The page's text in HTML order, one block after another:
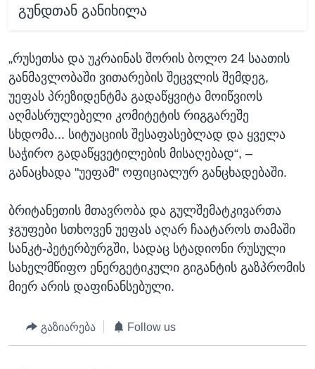
გუნდთან განიხილა
„რუსეთსა და უკრაინას შორის ბოლო 24 საათის
განმავლობაში ვითარების შეცვლის შემდეგ,
უეფას პრეზიდენტმა გადაწყვიტა მოიწვიოს
აღმასრულებელი კომიტეტის რიგგარეშე
სხდომა... სიტუაციის შესაფასებლად და ყველა
საჭირო გადაწყვეტილების მისაღებად“, –
განაცხადა "უეფამ" ოფიციალურ განცხადებაში.
ბრიტანეთის მთავრობა და გულშემატკივართა
ჯგუფები სთხოვენ უეფას აღარ ჩაატაროს თამაში
სანკტ-პეტერბურგში, სადაც სტადიონი რუსული
სახელმწიფო ენერგეტიკული გიგანტის გაზპრომის
მიერ არის დაფინანსებული.
გაზიარება Follow us